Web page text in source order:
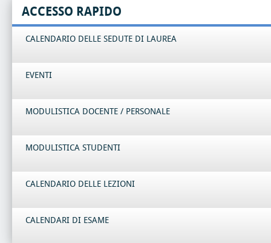
ACCESSO RAPIDO
CALENDARIO DELLE SEDUTE DI LAUREA
EVENTI
MODULISTICA DOCENTE / PERSONALE
MODULISTICA STUDENTI
CALENDARIO DELLE LEZIONI
CALENDARI DI ESAME